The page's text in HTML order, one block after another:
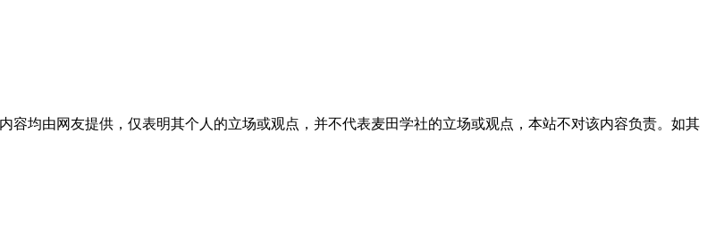
均由网友提供，仅表明其个人的立场或观点，并不代表麦田学社的立场或观点，本站不对该内容负责。如其